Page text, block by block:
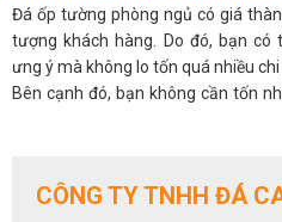
Đá ốp tường phòng ngủ có giá
tượng khách hàng. Do đó, bạn có
ưng ý mà không lo tốn quá nhiều chi
Bên cạnh đó, bạn không cần tốn
Cách lựa chọn đá ốp tường
CÔNG TY TNHH ĐÁ